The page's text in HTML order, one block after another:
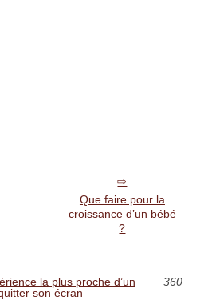
Que faire pour la
croissance d’un bébé
?
la plus proche d’un
son écran
360